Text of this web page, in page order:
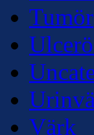
Tumör
Värk